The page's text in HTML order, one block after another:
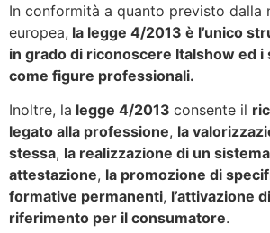
In conformità a quanto previsto dalla
europea, la legge 4/2013 è l’unico
in grado di riconoscere Italshow ed i
come figure professionali.
Inoltre, la legge 4/2013 consente il
legato alla professione, la
stessa, la realizzazione di un
attestazione, la promozione di
formative permanenti, l’attivazione
riferimento per il consumatore.